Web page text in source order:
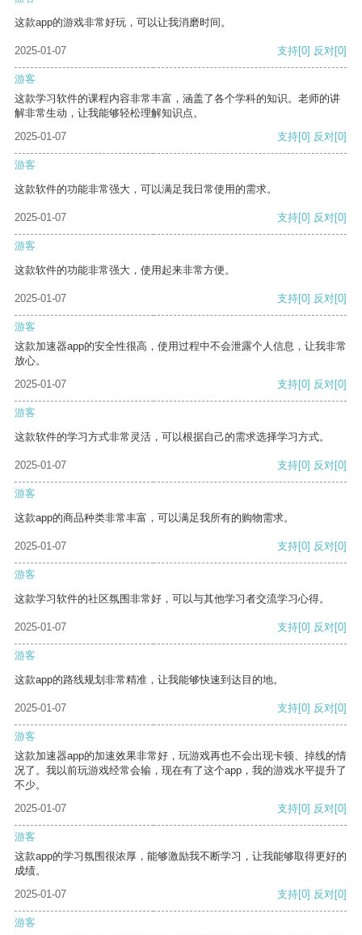
这款app的游戏非常好玩，可以让我消磨时间。
2025-01-07 支持[0] 反对[0]
游客
这款学习软件的课程内容非常丰富，涵盖了各个学科的知识。老师的讲
解非常生动，让我能够轻松理解知识点。
2025-01-07
支持[0] 反对[0]
游客
这款软件的功能非常强大，可以满足我日常使用的需求。
2025-01-07 支持[0] 反对[0]
游客
这款软件的功能非常强大，使用起来非常方便。
2025-01-07 支持[0] 反对[0]
游客
这款加速器app的安全性很高，使用过程中不会泄露个人信息，让我非常
放心。
2025-01-07
支持[0] 反对[0]
游客
这款软件的学习方式非常灵活，可以根据自己的需求选择学习方式。
2025-01-07 支持[0] 反对[0]
游客
这款app的商品种类非常丰富，可以满足我所有的购物需求。
2025-01-07 支持[0] 反对[0]
游客
这款学习软件的社区氛围非常好，可以与其他学习者交流学习心得。
2025-01-07 支持[0] 反对[0]
游客
这款app的路线规划非常精准，让我能够快速到达目的地。
2025-01-07 支持[0] 反对[0]
游客
这款加速器app的加速效果非常好，玩游戏再也不会出现卡顿、掉线的情
况了。我以前玩游戏经常会输，现在有了这个app，我的游戏水平提升了
不少。
2025-01-07
支持[0] 反对[0]
游客
这款app的学习氛围很浓厚，能够激励我不断学习，让我能够取得更好的
成绩。
2025-01-07
支持[0] 反对[0]
游客